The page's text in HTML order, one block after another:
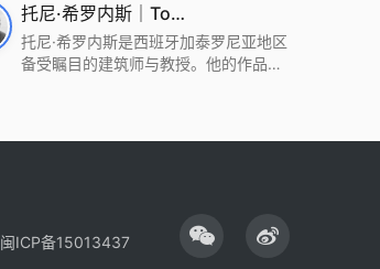
2022 DFA中获Merit,2021 Architizer
A+ Firm Awards中获Special
Mention：Best Young Firm，2020 IF
进的设计方法、多元的专业团队和国际
化的作品著称，曾获密斯·凡·德罗奖、
Bigmat奖等多项重要奖项。XDGA主张
托尼·希罗内斯｜Toni Gironès
托尼·希罗内斯是西班牙加泰罗尼亚地区
备受瞩目的建筑师与教授。他的作品深
闽ICP备15013437